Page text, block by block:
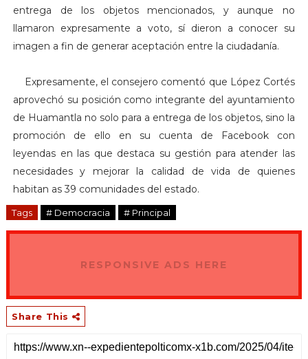
entrega de los objetos mencionados, y aunque no
llamaron expresamente a voto, sí dieron a conocer su
imagen a fin de generar aceptación entre la ciudadanía.
Expresamente, el consejero comentó que López Cortés
aprovechó su posición como integrante del ayuntamiento
de Huamantla no solo para a entrega de los objetos, sino la
promoción de ello en su cuenta de Facebook con
leyendas en las que destaca su gestión para atender las
necesidades y mejorar la calidad de vida de quienes
habitan as 39 comunidades del estado.
Tags # Democracia # Principal
RESPONSIVE ADS HERE
Share This